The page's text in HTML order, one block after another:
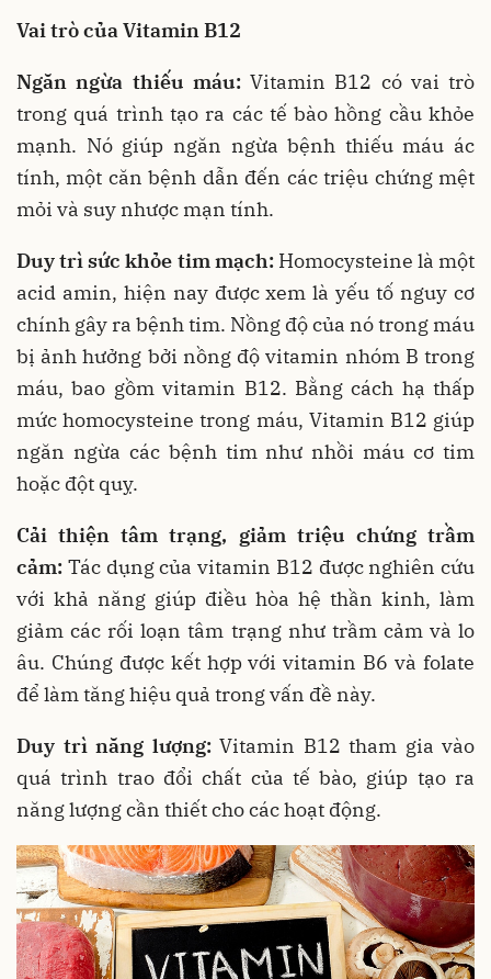
Vai trò của Vitamin B12
Ngăn ngừa thiếu máu:Vitamin B12 có vai trò
trong quá trình tạo ra các tế bào hồng cầu khỏe
mạnh. Nó giúp ngăn ngừa bệnh thiếu máu ác
tính, một căn bệnh dẫn đến các triệu chứng mệt
mỏi và suy nhược mạn tính.
Duy trì sức khỏe tim mạch: Homocysteine ​​là một
acid amin, hiện nay được xem là yếu tố nguy cơ
chính gây ra bệnh tim. Nồng độ của nó trong máu
bị ảnh hưởng bởi nồng độ vitamin nhóm B trong
máu, bao gồm vitamin B12. Bằng cách hạ thấp
mức homocysteine ​​trong máu, Vitamin B12 giúp
ngăn ngừa các bệnh tim như nhồi máu cơ tim
hoặc đột quỵ.
Cải thiện tâm trạng, giảm triệu chứng trầm
cảm: Tác dụng của vitamin B12 được nghiên cứu
với khả năng giúp điều hòa hệ thần kinh, làm
giảm các rối loạn tâm trạng như trầm cảm và lo
âu. Chúng được kết hợp với vitamin B6 và folate
để làm tăng hiệu quả trong vấn đề này.
Duy trì năng lượng:Vitamin B12 tham gia vào
quá trình trao đổi chất của tế bào, giúp tạo ra
năng lượng cần thiết cho các hoạt động.